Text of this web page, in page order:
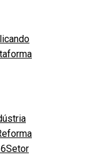
Setor